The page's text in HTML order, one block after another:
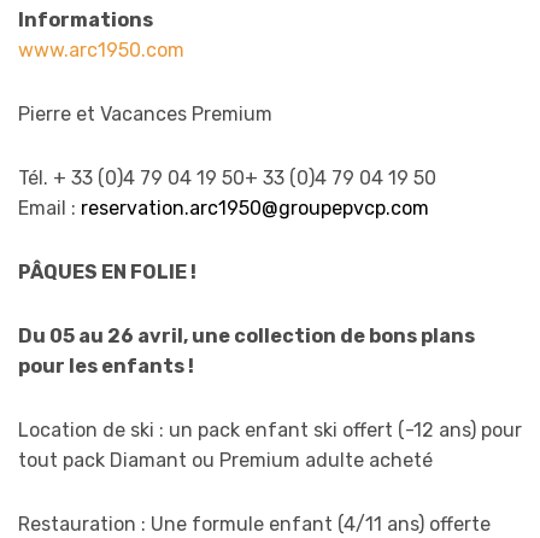
Informations
www.arc1950.com
Pierre et Vacances Premium
Tél. + 33 (0)4 79 04 19 50+ 33 (0)4 79 04 19 50
Email : reservation.arc1950@groupepvcp.com
PÂQUES EN FOLIE !
Du 05 au 26 avril, une collection de bons plans
pour les enfants !
Location de ski : un pack enfant ski offert (-12 ans) pour
tout pack Diamant ou Premium adulte acheté
Restauration : Une formule enfant (4/11 ans) offerte